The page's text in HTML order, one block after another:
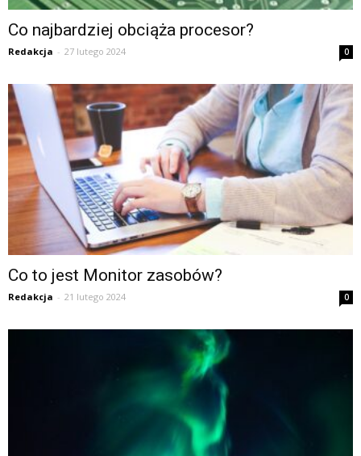
Co najbardziej obciąża procesor?
Redakcja - 27 lutego 2024 0
Co to jest Monitor zasobów?
Redakcja - 21 lutego 2024 0